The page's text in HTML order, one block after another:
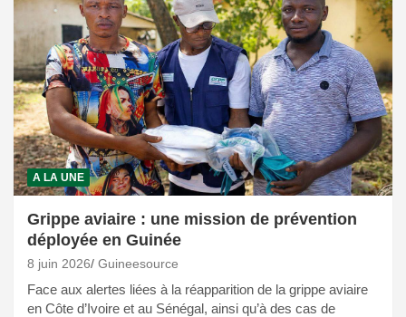
A LA UNE
Grippe aviaire : une mission de prévention
déployée en Guinée
8 juin 2026 Guineesource
Face aux alertes liées à la réapparition de la grippe aviaire
en Côte d’Ivoire et au Sénégal, ainsi qu’à des cas de